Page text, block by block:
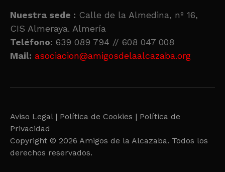
Nuestra sede : Calle de la Almedina, nº 16,
CIS Almeraya. Almería
Teléfono: 639 089 794 // 608 047 008
Mail: asociacion@amigosdelaalcazaba.org
Aviso Legal | Política de Cookies | Política de
Privacidad
Copyright © 2026 Amigos de la Alcazaba. Todos los
derechos reservados.